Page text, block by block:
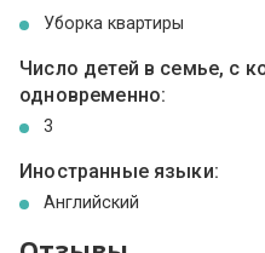
Уборка квартиры
Число детей в семье, с
одновременно:
3
Иностранные языки:
Английский